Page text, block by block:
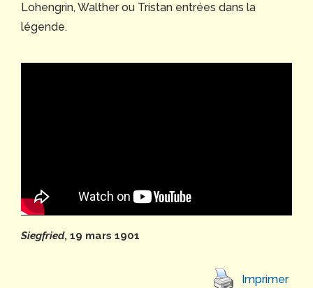
Lohengrin, Walther ou Tristan entrées dans la
légende.
Siegfried, 19 mars 1901
Imprimer